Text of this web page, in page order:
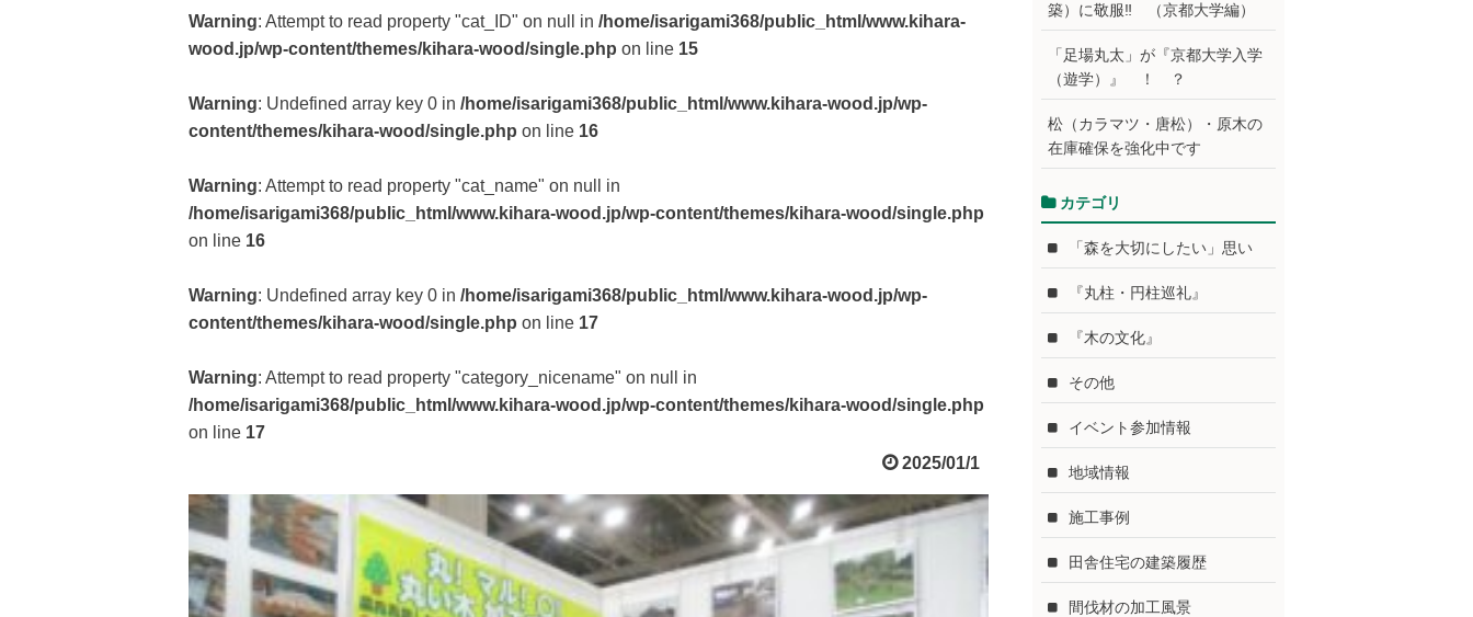
Warning: Attempt to read property "cat_ID" on null in /home/isarigami368/public_html/www.kihara-
wood.jp/wp-content/themes/kihara-wood/single.php on line 15
Warning: Undefined array key 0 in /home/isarigami368/public_html/www.kihara-wood.jp/wp-
content/themes/kihara-wood/single.php on line 16
Warning: Attempt to read property "cat_name" on null in
/home/isarigami368/public_html/www.kihara-wood.jp/wp-content/themes/kihara-wood/single.php
on line 16
Warning: Undefined array key 0 in /home/isarigami368/public_html/www.kihara-wood.jp/wp-
content/themes/kihara-wood/single.php on line 17
Warning: Attempt to read property "category_nicename" on null in
/home/isarigami368/public_html/www.kihara-wood.jp/wp-content/themes/kihara-wood/single.php
on line 17
2025/01/1
築）に敬服‼ （京都大学編）
「足場丸太」が『京都大学入学
（遊学）』 ！ ？
松（カラマツ・唐松）・原木の
在庫確保を強化中です
カテゴリ
「森を大切にしたい」思い
『丸柱・円柱巡礼』
『木の文化』
その他
イベント参加情報
地域情報
施工事例
田舎住宅の建築履歴
間伐材の加工風景